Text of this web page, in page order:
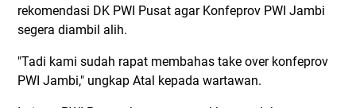
rekomendasi DK PWI Pusat agar Konfeprov PWI Jambi
segera diambil alih.
"Tadi kami sudah rapat membahas take over konfeprov
PWI Jambi," ungkap Atal kepada wartawan.